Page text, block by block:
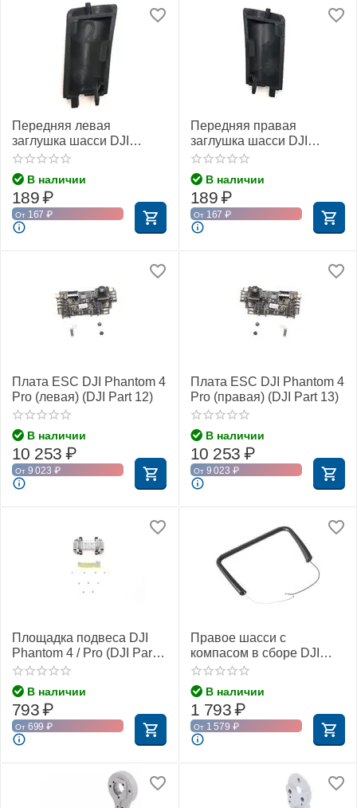
Передняя левая
заглушка шасси DJI
Phantom 4 Pro Obsidian
(тип 2)
В наличии
189₽
От 167 ₽
Передняя правая
заглушка шасси DJI
Phantom 4 Pro Obsidian
(тип 1)
В наличии
189₽
От 167 ₽
Плата ESC DJI Phantom 4
Pro (левая) (DJI Part 12)
В наличии
10 253 ₽
От 9 023 ₽
Плата ESC DJI Phantom 4
Pro (правая) (DJI Part 13)
В наличии
10 253 ₽
От 9 023 ₽
Площадка подвеса DJI
Phantom 4 / Pro (DJI Part
9)
В наличии
793₽
От 699 ₽
Правое шасси с
компасом в сборе DJI
Phantom 4 Pro Obsidian
(Чёрный)
В наличии
1 793₽
От 1 579 ₽